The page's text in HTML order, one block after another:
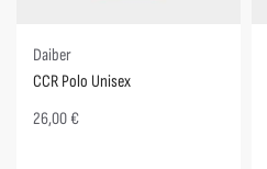
Daiber
CCR Polo Unisex
26,00 €